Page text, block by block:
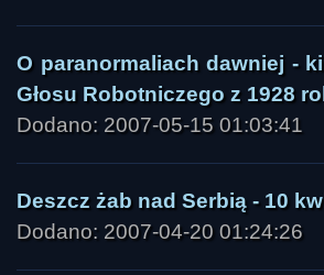
O paranormaliach dawniej -
Głosu Robotniczego z 1928
Dodano: 2007-05-15 01:03:41
Deszcz żab nad Serbią - 10
Dodano: 2007-04-20 01:24:26